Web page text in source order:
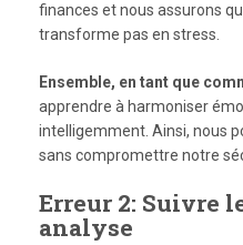
finances et nous assurons
transforme pas en stress.
Ensemble, en tant que
apprendre à harmoniser
intelligemment. Ainsi, nous
sans compromettre notre
Erreur 2: Suivre
analyse